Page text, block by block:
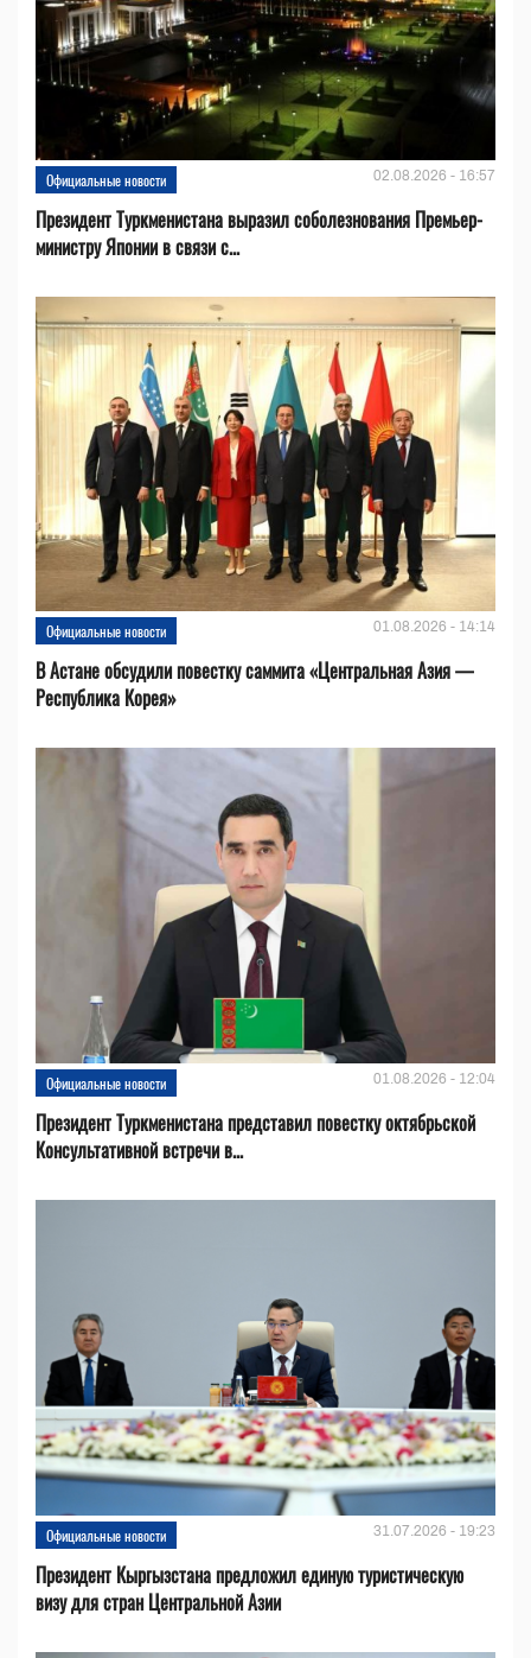
Официальные новости 02.08.2026 - 16:57
Президент Туркменистана выразил соболезнования Премьер-
министру Японии в связи с...
Официальные новости 01.08.2026 - 14:14
В Астане обсудили повестку саммита «Центральная Азия —
Республика Корея»
Официальные новости 01.08.2026 - 12:04
Президент Туркменистана представил повестку октябрьской
Консультативной встречи в...
Официальные новости 31.07.2026 - 19:23
Президент Кыргызстана предложил единую туристическую
визу для стран Центральной Азии